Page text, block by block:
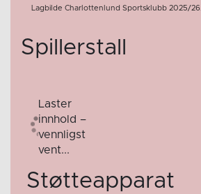
Lagbilde Charlottenlund Sportsklubb 2025/26.
Spillerstall
Laster
innhold –
vennligst
vent...
Støtteapparat